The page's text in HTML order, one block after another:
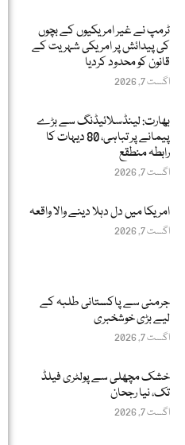
ٹرمپ نے غیر امریکیوں کے بچوں
کی پیدائش پر امریکی شہریت کے
قانون کو محدود کردیا
اگست 7, 2026
بھارت: لینڈسلائیڈنگ سے بڑے
پیمانے پر تباہی، 80 دیہات کا
رابطہ منطقع
اگست 7, 2026
امریکا میں دل دہلا دینے والا واقعہ
اگست 7, 2026
جرمنی سے پاکستانی طلبہ کے
لیے بڑی خوشخبری
اگست 7, 2026
خشک مچھلی سے پولٹری فیلڈ
تک، نیا رجحان
اگست 7, 2026